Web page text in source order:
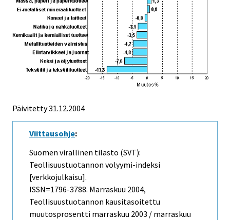
Päivitetty31.12.2004
Viittausohje:
Suomen virallinen tilasto (SVT):
Teollisuustuotannon volyymi-indeksi
[verkkojulkaisu].
ISSN=1796-3788. Marraskuu 2004,
Teollisuustuotannon kausitasoitettu
muutosprosentti marraskuu 2003 / marraskuu